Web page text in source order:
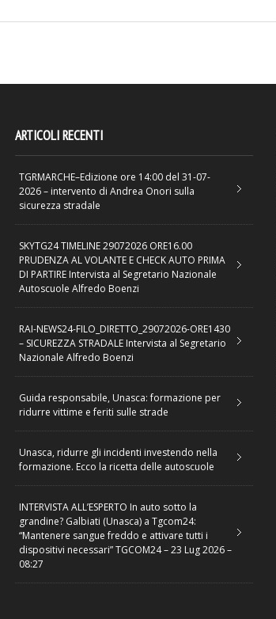
ARTICOLI RECENTI
TGRMARCHE–Edizione ore 14:00 del 31-07-
2026 – intervento di Andrea Onori sulla
sicurezza stradale
SKYTG24 TIMELINE 29072026 ORE16.00
PRUDENZA AL VOLANTE E CHECK AUTO PRIMA
DI PARTIRE Intervista al Segretario Nazionale
Autoscuole Alfredo Boenzi
RAI-NEWS24-FILO_DIRETTO_29072026-ORE1430
– SICUREZZA STRADALE Intervista al Segretario
Nazionale Alfredo Boenzi
Guida responsabile, Unasca: formazione per
ridurre vittime e feriti sulle strade
Unasca, ridurre gli incidenti investendo nella
formazione. Ecco la ricetta delle autoscuole
INTERVISTA ALL’ESPERTO In auto sotto la
grandine? Galbiati (Unasca) a Tgcom24:
“Mantenere sangue freddo e attivare tutti i
dispositivi necessari” TGCOM24 – 23 Lug 2026 –
08:27